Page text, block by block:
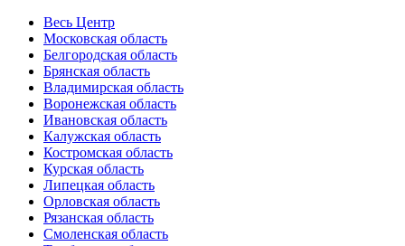
Весь Центр
Московская область
Белгородская область
Брянская область
Владимирская область
Воронежская область
Ивановская область
Калужская область
Костромская область
Курская область
Липецкая область
Орловская область
Рязанская область
Смоленская область